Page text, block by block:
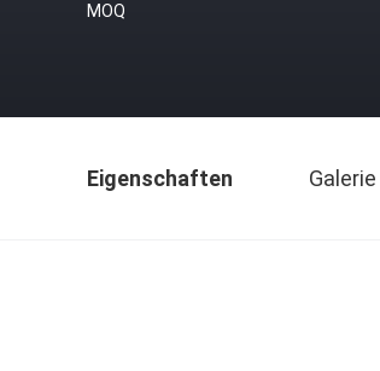
MOQ
Eigenschaften Galerie